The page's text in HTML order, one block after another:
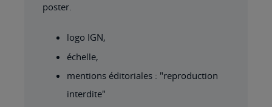
poster.
logo IGN,
échelle,
mentions éditoriales : "reproduction
interdite"